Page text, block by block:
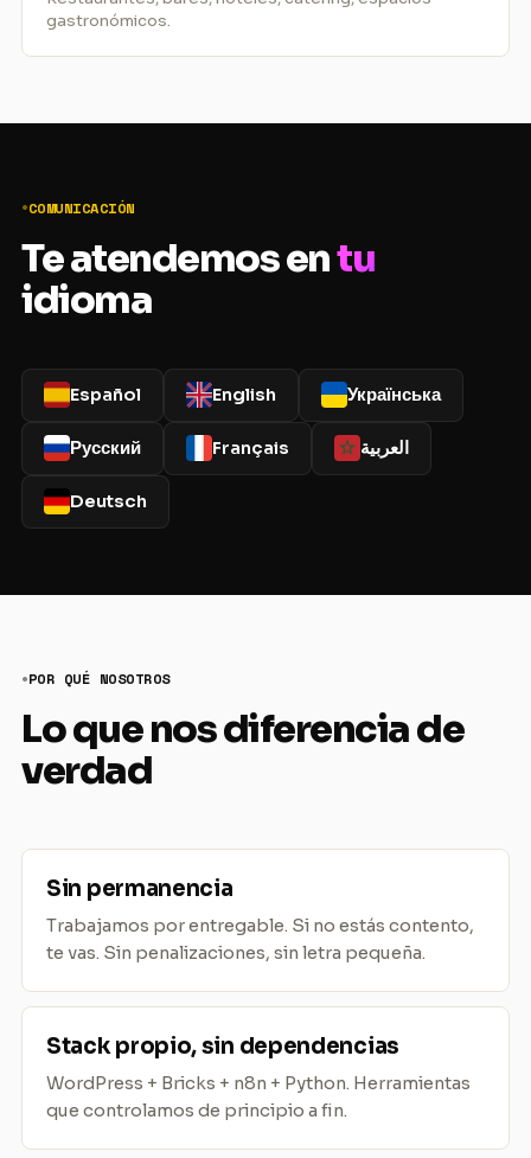
gastronómicos.
COMUNICACIÓN
Te atendemos entu
idioma
Español English Українська
Русский Français العربية
Deutsch
POR QUÉ NOSOTROS
Lo que nos diferencia de
verdad
Sin permanencia
Trabajamos por entregable. Si no estás contento,
te vas. Sin penalizaciones, sin letra pequeña.
Stack propio, sin dependencias
WordPress + Bricks + n8n + Python. Herramientas
que controlamos de principio a fin.